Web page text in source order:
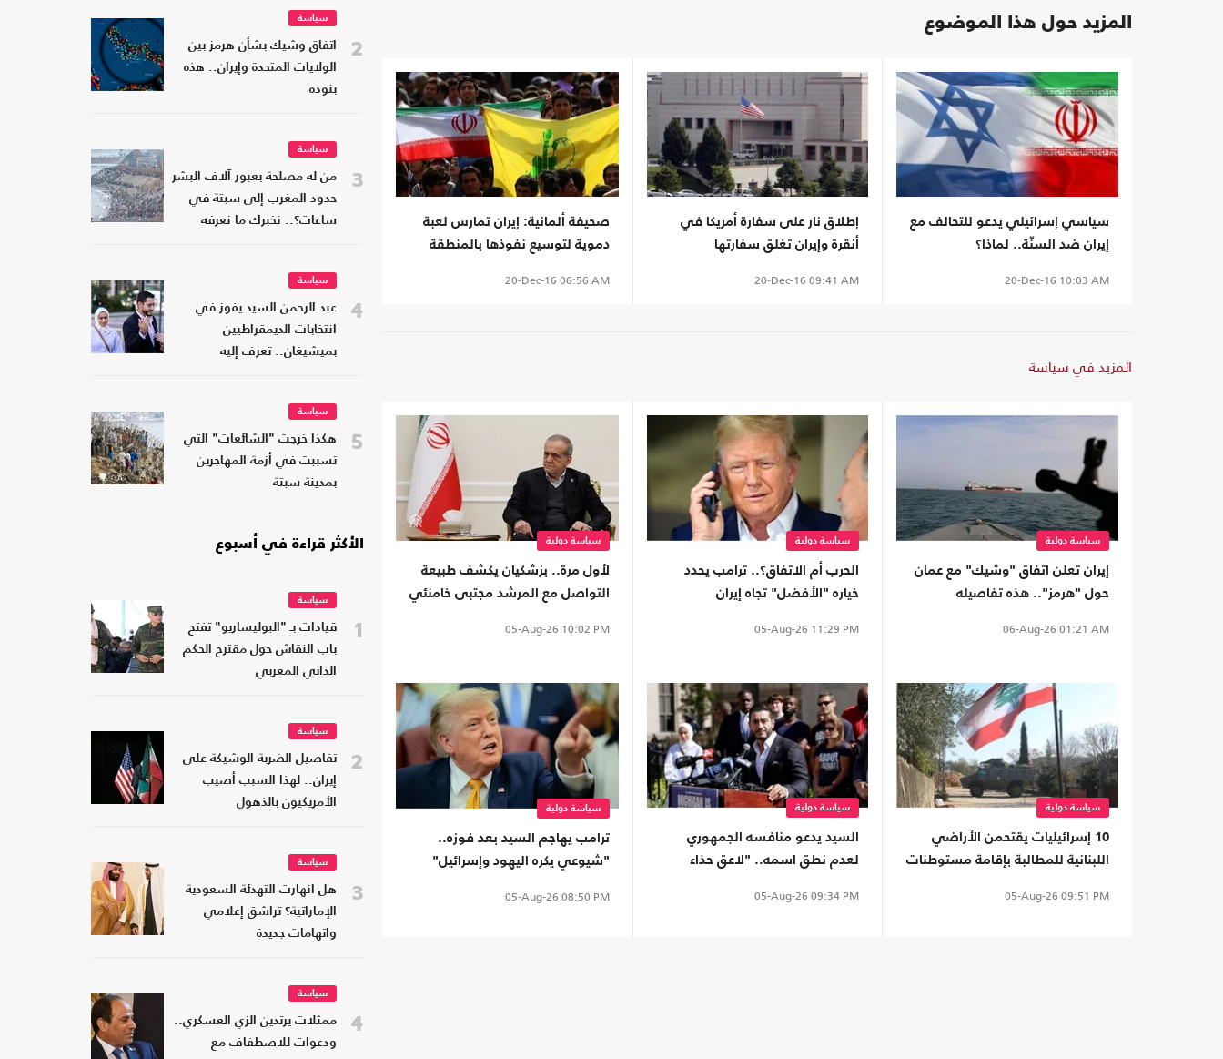
المزيد حول هذا الموضوع
سياسي إسرائيلي يدعو للتحالف مع
إيران ضد السنّة.. لماذا؟
20-Dec-16 10:03 AM
إطلاق نار على سفارة أمريكا في
أنقرة وإيران تغلق سفارتها
20-Dec-16 09:41 AM
صحيفة ألمانية: إيران تمارس لعبة
دموية لتوسيع نفوذها بالمنطقة
20-Dec-16 06:56 AM
المزيد في سياسة
سياسة دولية
إيران تعلن اتفاق "وشيك" مع عمان
حول "هرمز".. هذه تفاصيله
06-Aug-26 01:21 AM
سياسة دولية
الحرب أم الاتفاق؟.. ترامب يحدد
خياره "الأفضل" تجاه إيران
05-Aug-26 11:29 PM
سياسة دولية
لأول مرة.. بزشكيان يكشف طبيعة
التواصل مع المرشد مجتبى خامنئي
05-Aug-26 10:02 PM
سياسة دولية
10 إسرائيليات يقتحمن الأراضي
اللبنانية للمطالبة بإقامة مستوطنات
05-Aug-26 09:51 PM
سياسة دولية
السيد يدعو منافسه الجمهوري
لعدم نطق اسمه.. "لاعق حذاء
05-Aug-26 09:34 PM
سياسة دولية
ترامب يهاجم السيد بعد فوزه..
"شيوعي يكره اليهود وإسرائيل"
05-Aug-26 08:50 PM
2
سياسة
اتفاق وشيك بشأن هرمز بين
الولايات المتحدة وإيران.. هذه
بنوده
3
سياسة
من له مصلحة بعبور آلاف البشر
حدود المغرب إلى سبتة في
ساعات؟.. نخبرك ما نعرفه
4
سياسة
عبد الرحمن السيد يفوز في
انتخابات الديمقراطيين
بميشيغان.. تعرف إليه
5
سياسة
هكذا خرجت "الشائعات" التي
تسببت في أزمة المهاجرين
بمدينة سبتة
الأكثر قراءة في أسبوع
1
سياسة
قيادات بـ "البوليساريو" تفتح
باب النقاش حول مقترح الحكم
الذاتي المغربي
2
سياسة
تفاصيل الضربة الوشيكة على
إيران.. لهذا السبب أصيب
الأمريكيون بالذهول
3
سياسة
هل انهارت التهدئة السعودية
الإماراتية؟ تراشق إعلامي
واتهامات جديدة
4
سياسة
ممثلات يرتدين الزي العسكري..
ودعوات للاصطفاف مع